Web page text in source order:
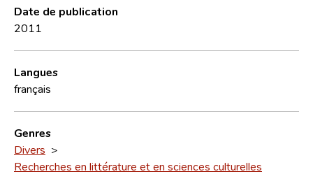
Date de publication
2011
Langues
français
Genres
Divers >
Recherches en littérature et en sciences culturelles